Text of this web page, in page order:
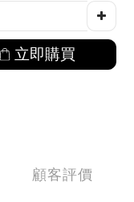
立即購買
顧客評價